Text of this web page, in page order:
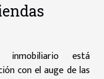
inmobiliario está
con el auge de las